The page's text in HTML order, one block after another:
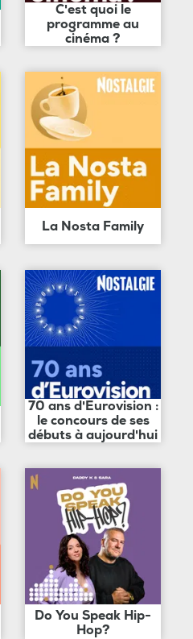
C'est quoi le
programme au
cinéma ?
La Nosta Family
70 ans d'Eurovision :
le concours de ses
débuts à aujourd'hui
Do You Speak Hip-
Hop?